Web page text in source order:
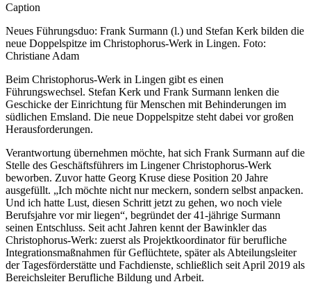
Caption
Neues Führungsduo: Frank Surmann (l.) und Stefan Kerk bilden die
neue Doppelspitze im Christophorus-Werk in Lingen. Foto:
Christiane Adam
Beim Christophorus-Werk in Lingen gibt es einen
Führungswechsel. Stefan Kerk und Frank Surmann lenken die
Geschicke der Einrichtung für Menschen mit Behinderungen im
südlichen Emsland. Die neue Doppelspitze steht dabei vor großen
Herausforderungen.
Verantwortung übernehmen möchte, hat sich Frank Surmann auf die
Stelle des Geschäftsführers im Lingener Christophorus-Werk
beworben. Zuvor hatte Georg Kruse diese Position 20 Jahre
ausgefüllt. „Ich möchte nicht nur meckern, sondern selbst anpacken.
Und ich hatte Lust, diesen Schritt jetzt zu gehen, wo noch viele
Berufsjahre vor mir liegen“, begründet der 41-jährige Surmann
seinen Entschluss. Seit acht Jahren kennt der Bawinkler das
Christophorus-Werk: zuerst als Projektkoordinator für berufliche
Integrationsmaßnahmen für Geflüchtete, später als Abteilungsleiter
der Tagesförderstätte und Fachdienste, schließlich seit April 2019 als
Bereichsleiter Berufliche Bildung und Arbeit.